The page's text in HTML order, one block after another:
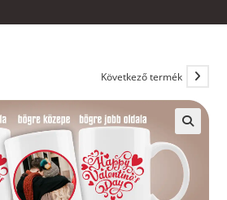
Következő termék